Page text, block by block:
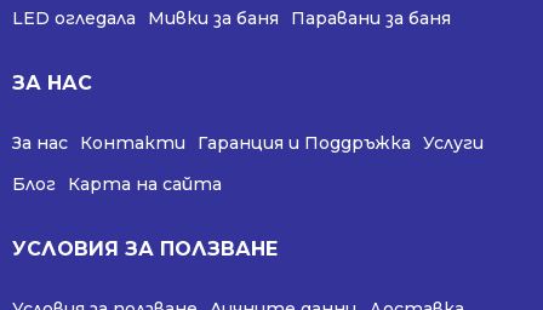
LED огледала
Мивки за баня Паравани за баня
ЗА НАС
За нас Контакти Гаранция и Поддръжка
Услуги
Блог
Карта на сайта
УСЛОВИЯ ЗА ПОЛЗВАНЕ